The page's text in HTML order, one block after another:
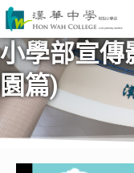
小學部宣傳
園篇)